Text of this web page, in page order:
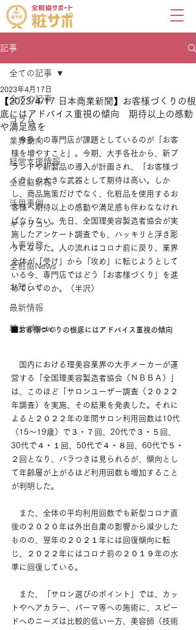
記事
全ての記事
コラム
業界動向
経営支援情報
全粧協新報
活用事例
キャリコン
人事労務
全粧協News
お知らせ
最新情報
粧サポNews
全ての記事
【2023/4/17 日本商業新聞】お客様づくりの根
底にはアドバイス重視の傾向 期待以上の感動
や満足感を
2023年4月17日
今多くの専門店が課題としているのが「お客
様を増やすこと」。今期、大手各社から、新ブ
ランドや新製品の導入が計画され、「お客様づ
くり」の大きな武器として期待は高い。しか
し、商品施策だけでなく、化粧品を使用するお
客様へ期待以上の感動や満足感も伴わななけれ
ばならない。先日、全国理美容製造者協会が実
施したアンケート調査でも、ハッキリと浮き彫
りになった。人の流れはコロナ前に戻り、業界
全体が「受け」から「攻め」に転じようとして
いる今、専門店ではどう「お客様づくり」を進
めていくのか。（半沢）
■お客様づくりの根底にはアドバイス重視の傾向
国内における理美容業界の大手メーカーが運
営する「全国理美容製造者協会（ＮＢＢＡ）」
は、このほど「サロンユーザー調査（２０２２
年調査）を実施、その結果を発表した。それに
よると２０２２年の年間サロン利用回数は10代
（15～19歳）で３・７回、20代で３・５回、
30代で４・１回、50代で４・８回、60代で５・
２回となり、バラつきは見られるが、傾向とし
て年齢層が上がるほど利用回数も増加すること
が判明した。
また、全体の平均利用回数でも新型コロナ直
後の２０２０年は外出自粛の影響から減少した
ものの、翌年の２０２１年には回復傾向に転
じ、２０２２年にはコロナ前の２０１９年の水
準に回復している。
また、「サロン選びのポイント」では、カッ
トやヘアカラー、パーマ等への施術に、スピー
ドへのニーズは比較的低い一方、美容師（技術